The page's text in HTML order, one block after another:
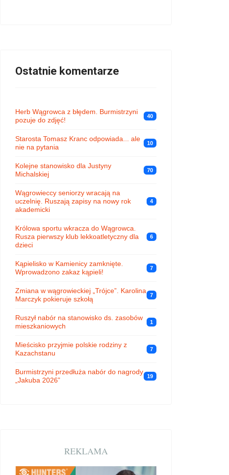
Ostatnie komentarze
Herb Wągrowca z błędem. Burmistrzyni
pozuje do zdjęć!
40
Starosta Tomasz Kranc odpowiada... ale
nie na pytania
10
Kolejne stanowisko dla Justyny
Michalskiej
70
Wągrowieccy seniorzy wracają na
uczelnię. Ruszają zapisy na nowy rok
akademicki
4
Królowa sportu wkracza do Wągrowca.
Rusza pierwszy klub lekkoatletyczny dla
dzieci
6
Kąpielisko w Kamienicy zamknięte.
Wprowadzono zakaz kąpieli!
7
Zmiana w wągrowieckiej „Trójce”. Karolina
Marczyk pokieruje szkołą
7
Ruszył nabór na stanowisko ds. zasobów
mieszkaniowych
1
Mieścisko przyjmie polskie rodziny z
Kazachstanu
7
Burmistrzyni przedłuża nabór do nagrody
„Jakuba 2026”
19
REKLAMA